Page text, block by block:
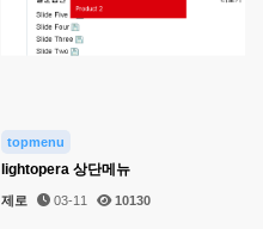
topmenu
lightopera 상단메뉴
제로 03-11 10130